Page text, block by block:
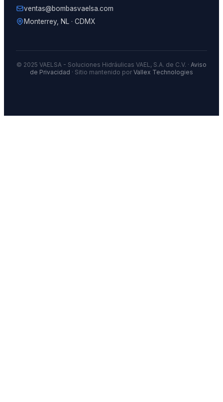
ventas@bombasvaelsa.com
Monterrey, NL · CDMX
© 2025 VAELSA - Soluciones Hidráulicas VAEL, S.A. de C.V. · Aviso
de Privacidad · Sitio mantenido por Vallex Technologies